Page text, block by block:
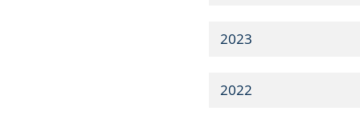
2023
2022